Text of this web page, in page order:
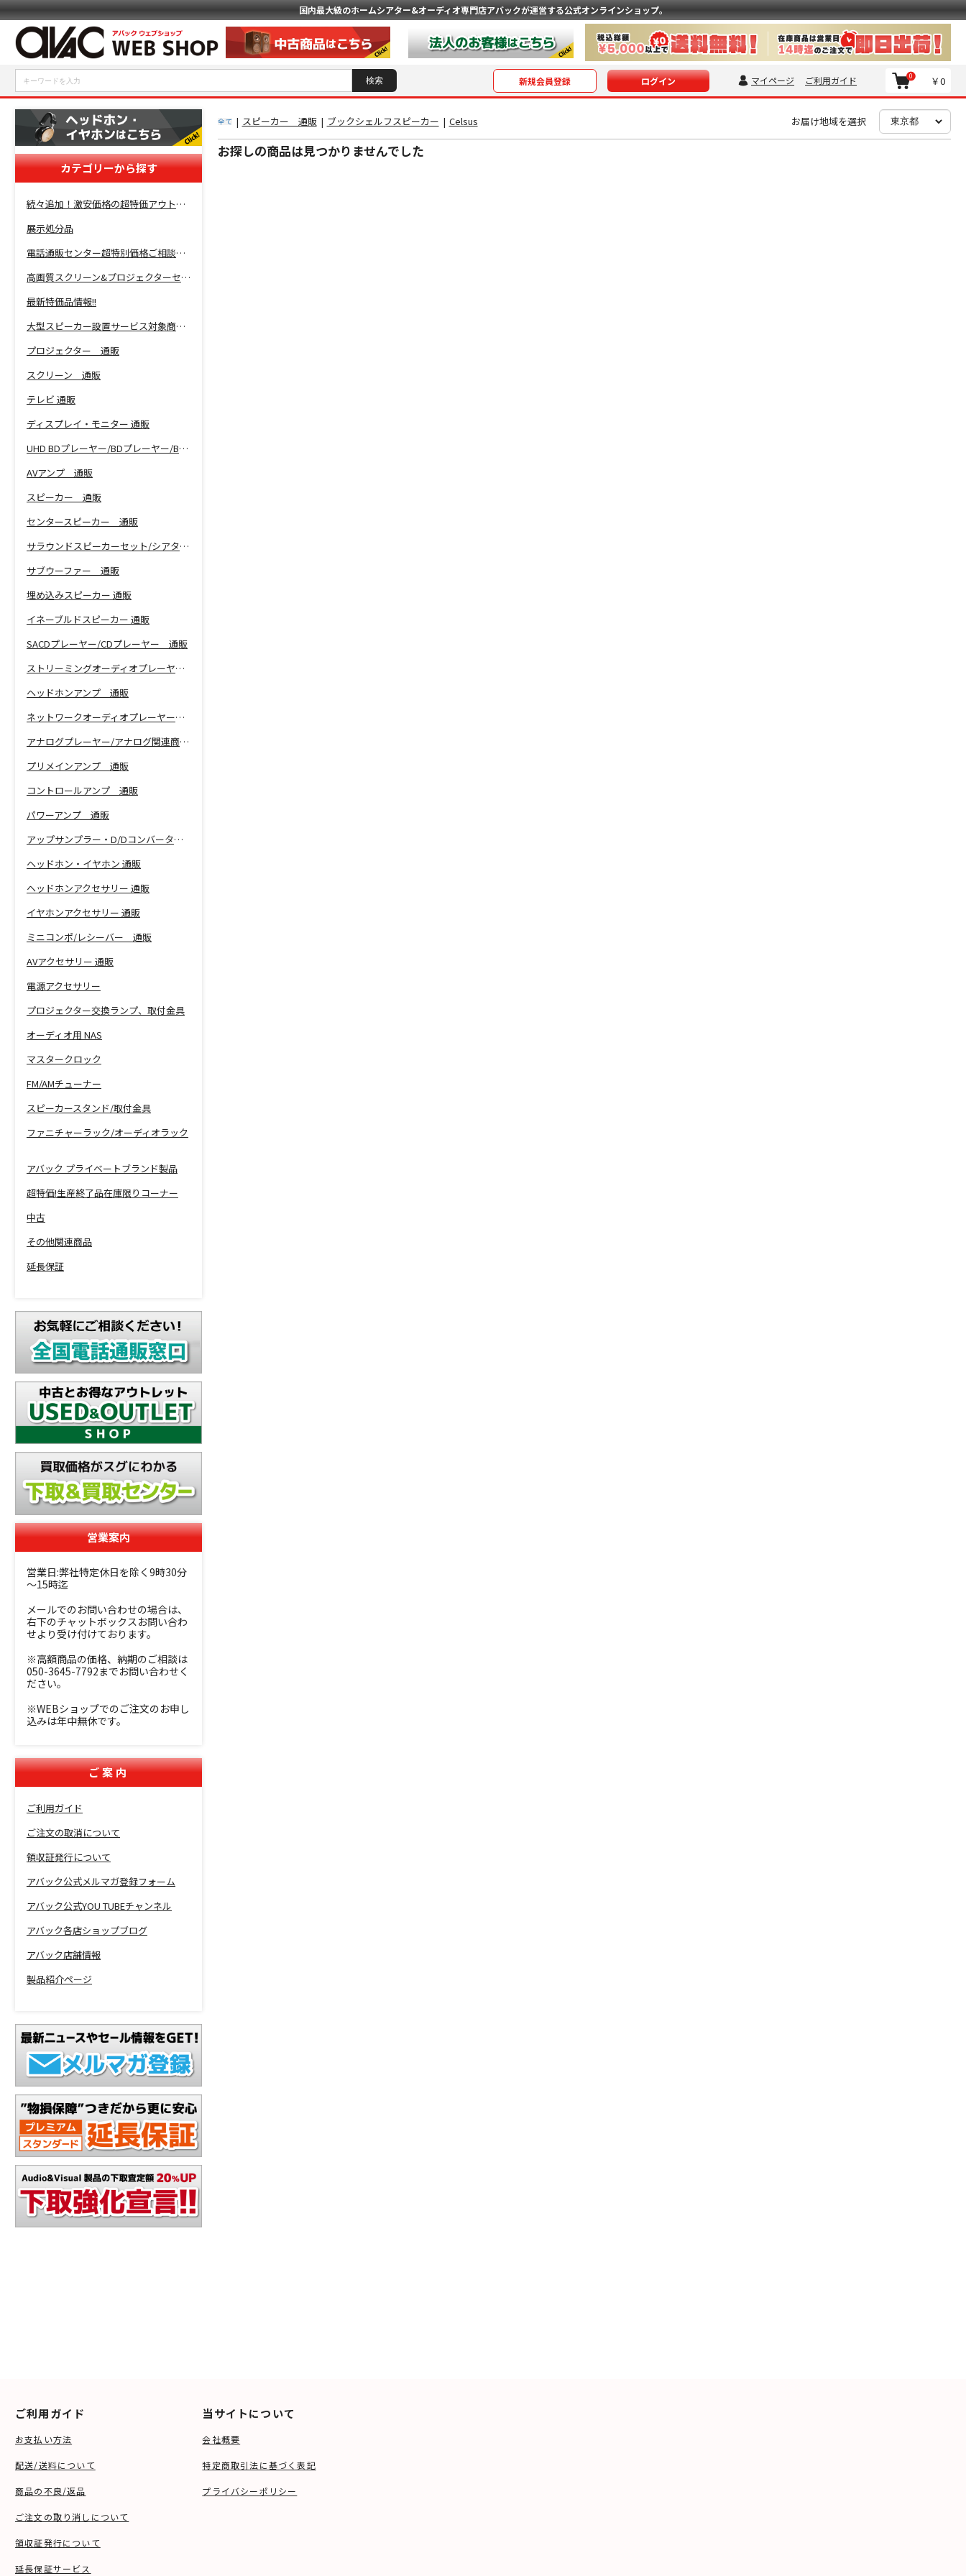
国内最大級のホームシアター&オーディオ専門店アバックが運営する公式オンラインショップ。
新規会員登録 ログイン マイページ ご利用ガイド ￥0
0
カテゴリーから探す
続々追加！激安価格の超特価アウトレットセール開催！
展示処分品
電話通販センター超特別価格ご相談コーナー！
高画質スクリーン&プロジェクターセット超特価！
最新特価品情報!!
大型スピーカー設置サービス対象商品！
プロジェクター 通販
スクリーン 通販
テレビ 通販
ディスプレイ・モニター 通販
UHD BDプレーヤー/BDプレーヤー/BDレコーダー 通販
AVアンプ 通販
スピーカー 通販
センタースピーカー 通販
サラウンドスピーカーセット/シアターバー 通販
サブウーファー 通販
埋め込みスピーカー 通販
イネーブルドスピーカー 通販
SACDプレーヤー/CDプレーヤー 通販
ストリーミングオーディオプレーヤー 通販
ヘッドホンアンプ 通販
ネットワークオーディオプレーヤー 通販
アナログプレーヤー/アナログ関連商品 通販
プリメインアンプ 通販
コントロールアンプ 通販
パワーアンプ 通販
アップサンプラー・D/Dコンバーター 通販
ヘッドホン・イヤホン 通販
ヘッドホンアクセサリー 通販
イヤホンアクセサリー 通販
ミニコンポ/レシーバー 通販
AVアクセサリー 通販
電源アクセサリー
プロジェクター交換ランプ、取付金具
オーディオ用 NAS
マスタークロック
FM/AMチューナー
スピーカースタンド/取付金具
ファニチャーラック/オーディオラック
アバック プライベートブランド製品
超特価!生産終了品在庫限りコーナー
中古
その他関連商品
延長保証
営業案内
営業日:弊社特定休日を除く9時30分
～15時迄
メールでのお問い合わせの場合は、
右下のチャットボックスお問い合わ
せより受け付けております。
※高額商品の価格、納期のご相談は
050-3645-7792までお問い合わせく
ださい。
※WEBショップでのご注文のお申し
込みは年中無休です。
ご案内
ご利用ガイド
ご注文の取消について
領収証発行について
アバック公式メルマガ登録フォーム
アバック公式YOU TUBEチャンネル
アバック各店ショップブログ
アバック店舗情報
製品紹介ページ
全て | スピーカー 通販 | ブックシェルフスピーカー | Celsus お届け地域を選択
お探しの商品は見つかりませんでした
ご利用ガイド
お支払い方法
配送/送料について
商品の不良/返品
ご注文の取り消しについて
領収証発行について
延長保証サービス
当サイトについて
会社概要
特定商取引法に基づく表記
プライバシーポリシー